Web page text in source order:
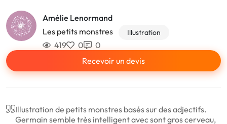
Amélie Lenormand
Les petits monstres
Illustration
419 0
0
Recevoir un devis
Illustration de petits monstres basés sur des adjectifs.
Germain semble très intelligent avec sont gros cerveau,